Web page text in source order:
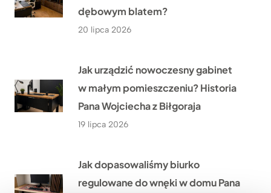
dębowym blatem?
20 lipca 2026
Jak urządzić nowoczesny gabinet
w małym pomieszczeniu? Historia
Pana Wojciecha z Biłgoraja
19 lipca 2026
Jak dopasowaliśmy biurko
regulowane do wnęki w domu Pana